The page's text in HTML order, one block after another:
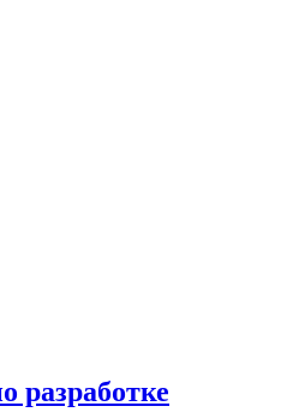
разработке